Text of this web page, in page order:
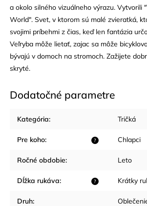
a okolo silného vizuálneho výrazu. Vytvorili
World". Svet, v ktorom sú malé zvieratká,
svojimi príbehmi z čias, keď len fantázia
Veľryba môže lietať, zajac sa môže
bývajú v domoch na stromoch. Zažijete
skryté.
Dodatočné parametre
Kategória: Tričká
?
Pre koho: Chlapci
Ročné obdobie: Leto
?
Dĺžka rukáva: Krátky
Druh: